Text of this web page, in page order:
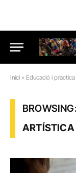
Inici » Educació i
ARTÍSTICA